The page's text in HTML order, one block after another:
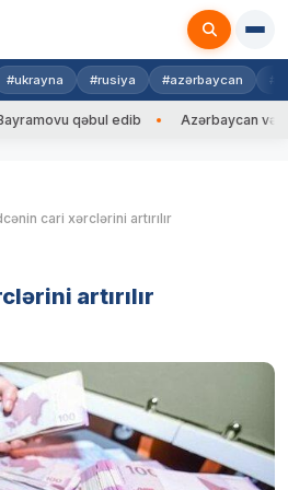
#ukrayna #rusiya #azərbaycan
qəbul edib Azərbaycan və
cari xərclərini artırılır
artırılır